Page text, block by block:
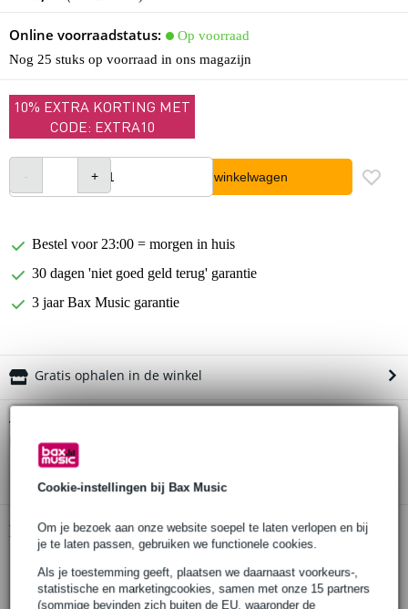
Cookie-instellingen bij Bax Music
Om je bezoek aan onze website soepel te laten verlopen en bij
je te laten passen, gebruiken we functionele cookies.
Als je toestemming geeft, plaatsen we daarnaast voorkeurs-,
statistische en marketingcookies, samen met onze 15 partners
(sommige bevinden zich buiten de EU, waaronder de
Online voorraadstatus:
Op voorraad
Nog 25 stuks op voorraad in ons magazijn
10% EXTRA KORTING MET
CODE: EXTRA10
In winkelwagen
Bestel voor 23:00 = morgen in huis
30 dagen 'niet goed geld terug' garantie
3 jaar Bax Music garantie
Gratis ophalen in de winkel
Twijfel je of de
Heavy 10-52 snarenset
Productinformatie
Elixir 19077 Electric NPS Optiweb Light 10-52
snarenset voor elektrische gitaar